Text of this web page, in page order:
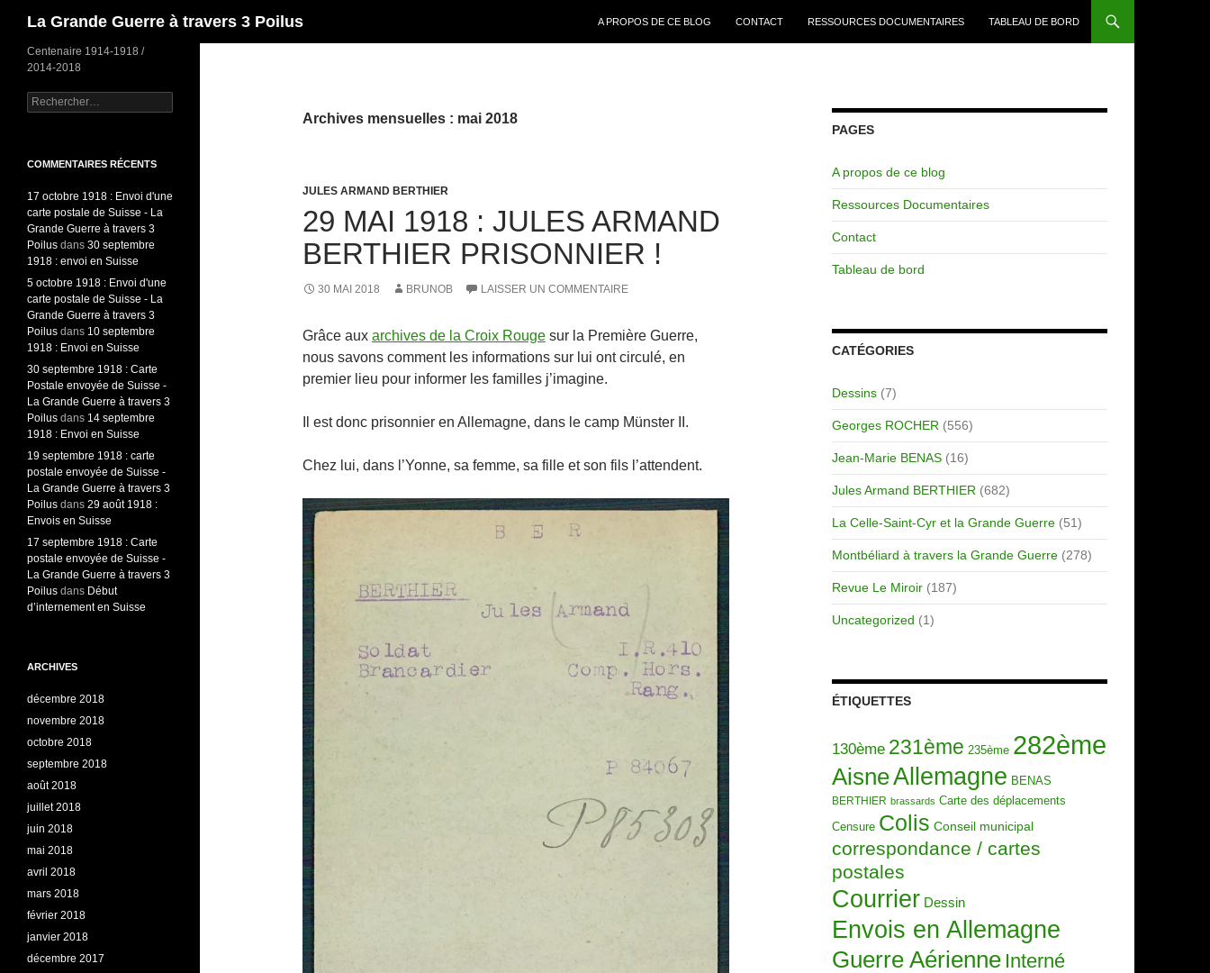
La Grande Guerre à travers 3 Poilus
A PROPOS DE CE BLOG
CONTACT RESSOURCES DOCUMENTAIRES TABLEAU DE BORD
Archives mensuelles : mai 2018
JULES ARMAND BERTHIER
29 MAI 1918 : JULES ARMAND
BERTHIER PRISONNIER !
30 MAI 2018 BRUNOB LAISSER UN COMMENTAIRE
Grâce aux archives de la Croix Rouge sur la Première Guerre,
nous savons comment les informations sur lui ont circulé, en
premier lieu pour informer les familles j’imagine.
Il est donc prisonnier en Allemagne, dans le camp Münster II.
Chez lui, dans l’Yonne, sa femme, sa fille et son fils l’attendent.
PAGES
A propos de ce blog
Ressources Documentaires
Contact
Tableau de bord
CATÉGORIES
Dessins (7)
Georges ROCHER (556)
Jean-Marie BENAS (16)
Jules Armand BERTHIER (682)
La Celle-Saint-Cyr et la Grande Guerre (51)
Montbéliard à travers la Grande Guerre (278)
Revue Le Miroir (187)
Uncategorized (1)
ÉTIQUETTES
130ème 231ème 235ème 282ème
AisneAllemagne BENAS
BERTHIER brassards Carte des déplacements
Censure Colis Conseil municipal
correspondance / cartes
postales
Courrier Dessin
Envois en Allemagne
Guerre Aérienne Interné
Centenaire 1914-1918 /
2014-2018
Rechercher :
COMMENTAIRES RÉCENTS
17 octobre 1918 : Envoi d'une
carte postale de Suisse - La
Grande Guerre à travers 3
Poilus dans 30 septembre
1918 : envoi en Suisse
5 octobre 1918 : Envoi d'une
carte postale de Suisse - La
Grande Guerre à travers 3
Poilus dans 10 septembre
1918 : Envoi en Suisse
30 septembre 1918 : Carte
Postale envoyée de Suisse -
La Grande Guerre à travers 3
Poilus dans 14 septembre
1918 : Envoi en Suisse
19 septembre 1918 : carte
postale envoyée de Suisse -
La Grande Guerre à travers 3
Poilus dans 29 août 1918 :
Envois en Suisse
17 septembre 1918 : Carte
postale envoyée de Suisse -
La Grande Guerre à travers 3
Poilus dans Début
d’internement en Suisse
ARCHIVES
décembre 2018
novembre 2018
octobre 2018
septembre 2018
août 2018
juillet 2018
juin 2018
mai 2018
avril 2018
mars 2018
février 2018
janvier 2018
décembre 2017